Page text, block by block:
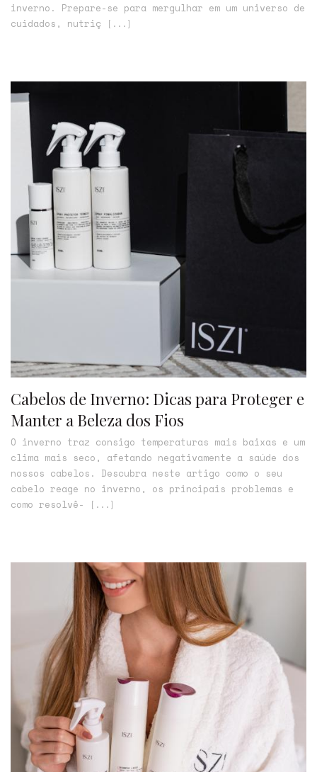
inverno. Prepare-se para mergulhar em um universo de
cuidados, nutriç
[...]
Cabelos de Inverno: Dicas para Proteger e
Manter a Beleza dos Fios
O inverno traz consigo temperaturas mais baixas e um
clima mais seco, afetando negativamente a saúde dos
nossos cabelos. Descubra neste artigo como o seu
cabelo reage no inverno, os principais problemas e
como resolvê-
[...]